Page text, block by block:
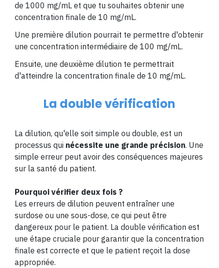
de 1000 mg/mL et que tu souhaites obtenir une
concentration finale de 10 mg/mL.
Une première dilution pourrait te permettre d'obtenir
une concentration intermédiaire de 100 mg/mL.
Ensuite, une deuxième dilution te permettrait
d'atteindre la concentration finale de 10 mg/mL.
La double vérification
La dilution, qu'elle soit simple ou double, est un
processus qui nécessite une grande précision. Une
simple erreur peut avoir des conséquences majeures
sur la santé du patient.
Pourquoi vérifier deux fois ?
Les erreurs de dilution peuvent entraîner une
surdose ou une sous-dose, ce qui peut être
dangereux pour le patient. La double vérification est
une étape cruciale pour garantir que la concentration
finale est correcte et que le patient reçoit la dose
appropriée.